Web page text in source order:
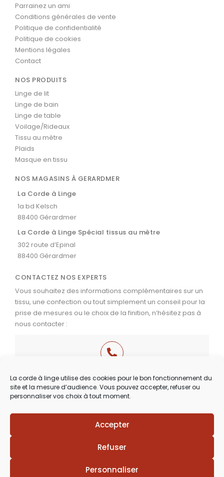
La corde à linge utilise des cookies pour le bon fonctionnement du
site et la mesure d’audience. Vous pouvez accepter, refuser ou
personnaliser vos choix à tout moment.
Accepter
Refuser
Personnaliser
Parrainez un ami
Conditions générales de vente
Politique de confidentialité
Politique de cookies
Mentions légales
Contact
NOS PRODUITS
Linge de lit
Linge de bain
Linge de table
Voilage/Rideaux
Tissu au mètre
Plaids
Masque en tissu
NOS MAGASINS À GERARDMER
La Corde à Linge
1a bd Kelsch
88400 Gérardmer
La Corde à Linge Spécial tissus au mètre
302 route d’Epinal
88400 Gérardmer
CONTACTEZ NOS EXPERTS
Vous souhaitez des informations complémentaires sur un
tissu, une confection ou tout simplement un conseil pour la
prise de mesures ou le choix de la finition, n’hésitez pas à
nous contacter :
03 29 60 49 17
Du Mardi au Samedi